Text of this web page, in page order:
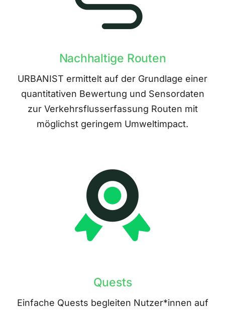
Nachhaltige Routen
URBANIST ermittelt auf der Grundlage einer
quantitativen Bewertung und Sensordaten
zur Verkehrsflusserfassung Routen mit
möglichst geringem Umweltimpact.
Quests
Einfache Quests begleiten Nutzer*innen auf